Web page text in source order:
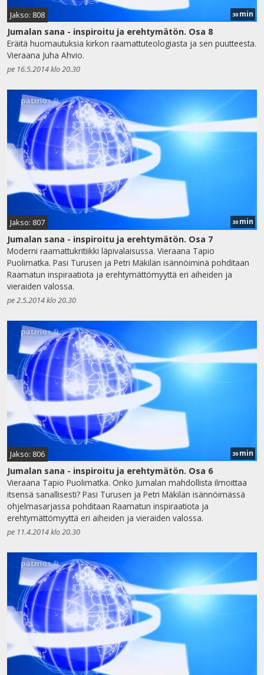
Jakso: 808 30 min
Jumalan sana - inspiroitu ja erehtymätön. Osa 8
Eräitä huomautuksia kirkon raamattuteologiasta ja sen puutteesta.
Vieraana Juha Ahvio.
pe 16.5.2014 klo 20.30
Jakso: 807 30 min
Jumalan sana - inspiroitu ja erehtymätön. Osa 7
Moderni raamattukritiikki läpivalaisussa. Vieraana Tapio
Puolimatka. Pasi Turusen ja Petri Mäkilän isännöiminä pohditaan
Raamatun inspiraatiota ja erehtymättömyyttä eri aiheiden ja
vieraiden valossa.
pe 2.5.2014 klo 20.30
Jakso: 806 30 min
Jumalan sana - inspiroitu ja erehtymätön. Osa 6
Vieraana Tapio Puolimatka. Onko Jumalan mahdollista ilmoittaa
itsensä sanallisesti? Pasi Turusen ja Petri Mäkilän isännöimässä
ohjelmasarjassa pohditaan Raamatun inspiraatiota ja
erehtymättömyyttä eri aiheiden ja vieraiden valossa.
pe 11.4.2014 klo 20.30